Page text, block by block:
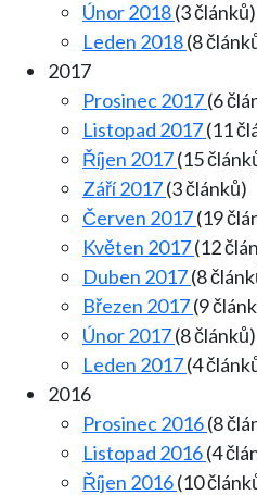
Únor 2018(3 článků)
Leden 2018(8
2017
Prosinec 2017(6
Listopad 2017(11
Říjen 2017(15
Září 2017(3 článků)
Červen 2017(19
Květen 2017(12
Duben 2017(8
Březen 2017(9
Únor 2017(8 článků)
Leden 2017(4
2016
Prosinec 2016(8
Listopad 2016(4
Říjen 2016(10